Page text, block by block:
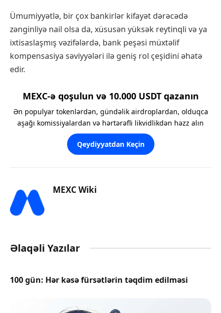
Ümumiyyətlə, bir çox bankirlər kifayət dərəcədə
zənginliyə nail olsa da, xüsusən yüksək reytinqli və ya
ixtisaslaşmış vəzifələrdə, bank peşəsi müxtəlif
kompensasiya səviyyələri ilə geniş rol çeşidini əhatə
edir.
MEXC-ə qoşulun və 10.000 USDT qazanın
Ən populyar tokenlərdən, gündəlik airdroplardan, olduqca
aşağı komissiyalardan və hərtərəfli likvidlikdən həzz alın
Qeydiyyatdan Keçin
MEXC Wiki
Əlaqəli Yazılar
100 gün: Hər kəsə fürsətlərin təqdim edilməsi